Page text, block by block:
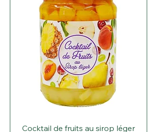
Cocktail de fruits au sirop léger